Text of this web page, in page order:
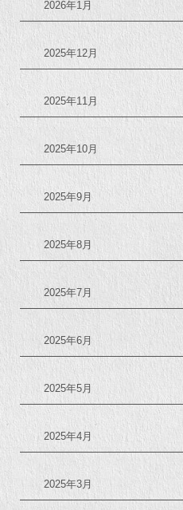
2026年1月
2025年12月
2025年11月
2025年10月
2025年9月
2025年8月
2025年7月
2025年6月
2025年5月
2025年4月
2025年3月